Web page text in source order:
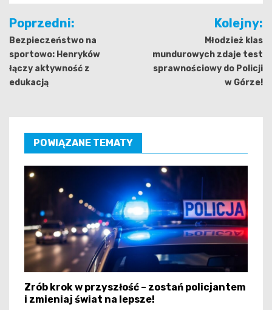
Nawigacja
wpisu
Poprzedni:
Bezpieczeństwo na
sportowo: Henryków
łączy aktywność z
edukacją
Kolejny:
Młodzież klas
mundurowych zdaje test
sprawnościowy do Policji
w Górze!
POWIĄZANE TEMATY
Zrób krok w przyszłość – zostań policjantem
i zmieniaj świat na lepsze!